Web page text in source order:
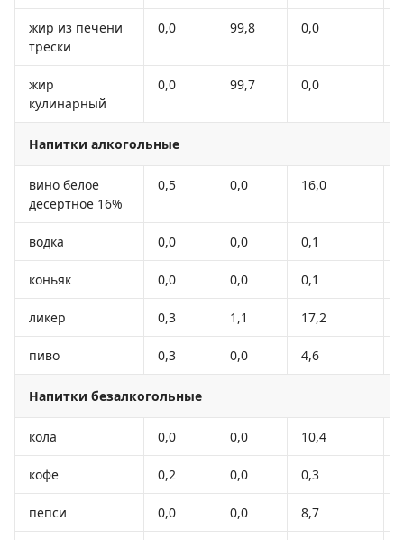
жир из печени
трески
0,0 99,8 0,0
жир
кулинарный
0,0 99,7 0,0
Напитки алкогольные
вино белое
десертное 16%
0,5 0,0 16,0
водка 0,0 0,0 0,1
коньяк 0,0 0,0 0,1
ликер 0,3 1,1 17,2
пиво 0,3 0,0 4,6
Напитки безалкогольные
кола 0,0 0,0 10,4
кофе 0,2 0,0 0,3
пепси 0,0 0,0 8,7